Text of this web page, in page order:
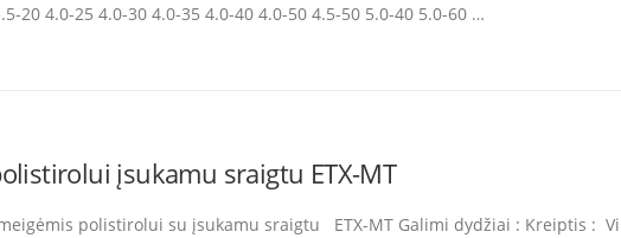
20 4.0-25 4.0-30 4.0-35 4.0-40 4.0-50 4.5-50 5.0-40 5.0-60 …
įsukamu sraigtu ETX-MT
polistirolui su įsukamu sraigtu ETX-MT Galimi dydžiai : Kreiptis :